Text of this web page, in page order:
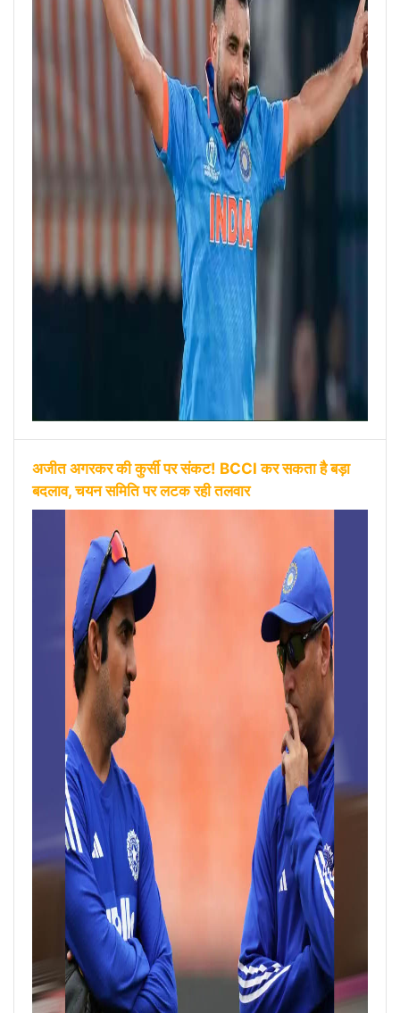
अजीत अगरकर की कुर्सी पर संकट! BCCI कर सकता है बड़ा
बदलाव, चयन समिति पर लटक रही तलवार